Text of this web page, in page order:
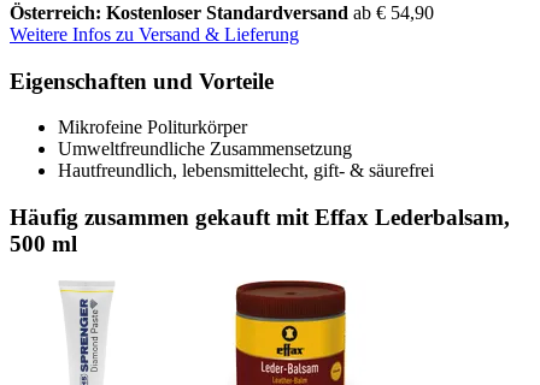
Österreich: Kostenloser Standardversand ab € 54,90
Weitere Infos zu Versand & Lieferung
Eigenschaften und Vorteile
Mikrofeine Politurkörper
Umweltfreundliche Zusammensetzung
Hautfreundlich, lebensmittelecht, gift- & säurefrei
Häufig zusammen gekauft mit Effax Lederbalsam,
500 ml